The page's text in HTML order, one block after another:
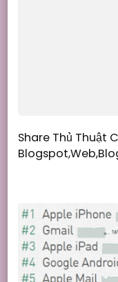
Share Thủ Thuật